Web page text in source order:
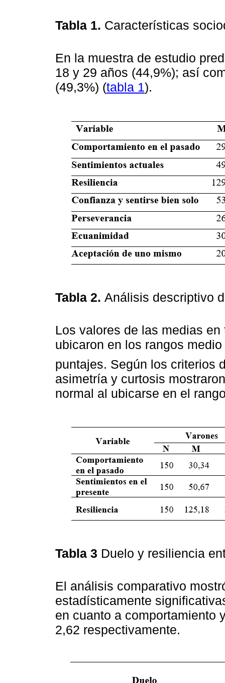
Tabla 1. Características
En la muestra de estudio
18 y 29 años (44,9%); así
(49,3%) (tabla 1).
Tabla 2. Análisis descriptivo
Los valores de las medias
ubicaron en los rangos
puntajes. Según los criterios
asimetría y curtosis
normal al ubicarse en el
Tabla 3 Duelo y resiliencia
El análisis comparativo
estadísticamente
en cuanto a comportamiento
2,62 respectivamente.